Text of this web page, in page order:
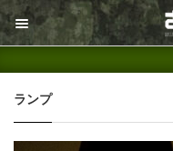
ランプ